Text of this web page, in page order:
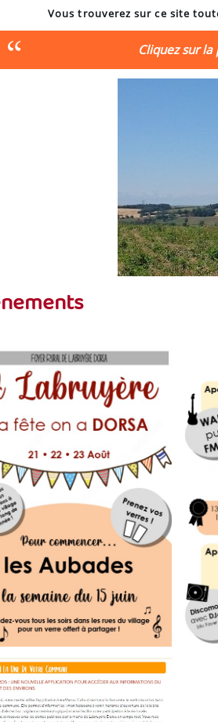
Vous trouverez sur ce site
Cliquez sur